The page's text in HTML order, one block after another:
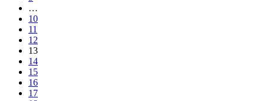
…
10
11
12
13
14
15
16
17